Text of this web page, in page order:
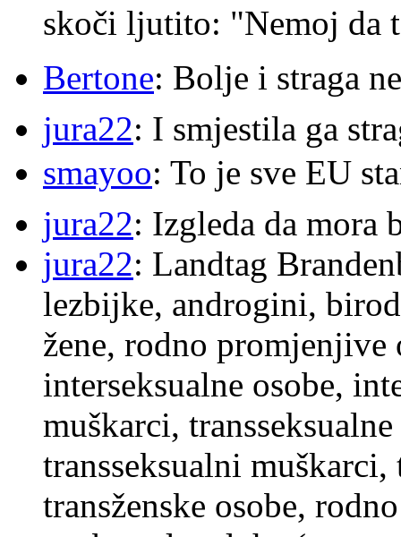
skoči ljutito: "Nemoj da
Bertone: Bolje i straga
jura22: I smjestila ga
smayoo: To je sve EU
jura22: Izgleda da mora
jura22: Landtag
lezbijke, androgini,
žene, rodno
interseksualne osobe,
muškarci,
transseksualni muškarci,
transženske osobe,